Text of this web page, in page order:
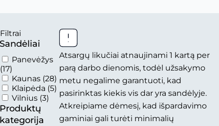
Filtrai
Sandėliai
Panevėžys
(17)
Kaunas (28)
Klaipėda (5)
Vilnius (3)
Produktų
kategorija
Atsargų likučiai atnaujinami 1 kartą per
parą darbo dienomis, todėl užsakymo
metu negalime garantuoti, kad
pasirinktas kiekis vis dar yra sandėlyje.
Atkreipiame dėmesį, kad išpardavimo
gaminiai gali turėti minimalių